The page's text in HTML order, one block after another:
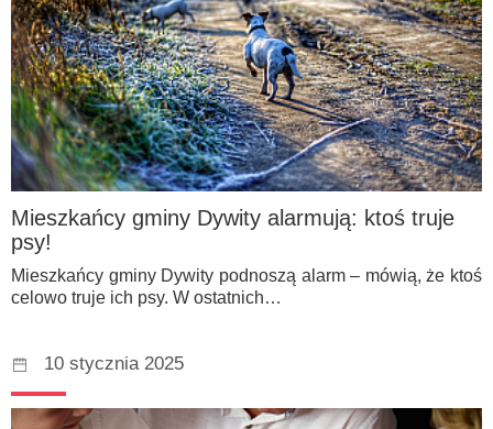
Mieszkańcy gminy Dywity alarmują: ktoś truje
psy!
Mieszkańcy gminy Dywity podnoszą alarm – mówią, że ktoś
celowo truje ich psy. W ostatnich…
10 stycznia 2025